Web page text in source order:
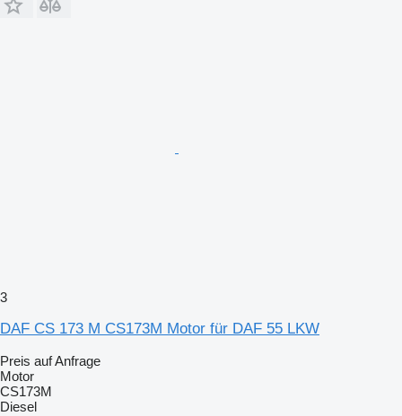
3
DAF CS 173 M CS173M Motor für DAF 55 LKW
Preis auf Anfrage
Motor
CS173M
Diesel